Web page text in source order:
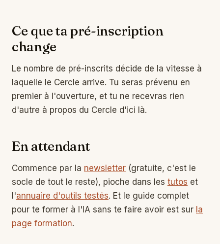
Ce que ta pré-inscription
change
Le nombre de pré-inscrits décide de la vitesse à
laquelle le Cercle arrive. Tu seras prévenu en
premier à l'ouverture, et tu ne recevras rien
d'autre à propos du Cercle d'ici là.
En attendant
Commence par la newsletter (gratuite, c'est le
socle de tout le reste), pioche dans les tutos et
l'annuaire d'outils testés. Et le guide complet
pour te former à l'IA sans te faire avoir est sur la
page formation.